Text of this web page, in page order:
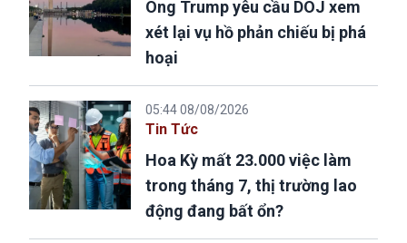
Ông Trump yêu cầu DOJ xem
xét lại vụ hồ phản chiếu bị phá
hoại
05:44 08/08/2026
Tin Tức
Hoa Kỳ mất 23.000 việc làm
trong tháng 7, thị trường lao
động đang bất ổn?